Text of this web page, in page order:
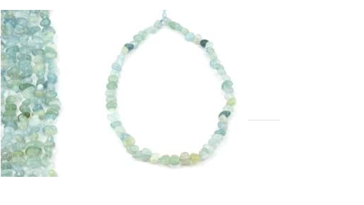
Aigue-marine baroque fil de
perles 12-14mm
Prix par fil de perles